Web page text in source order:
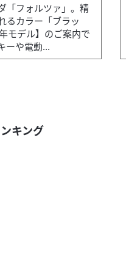
「フォルツァ」。精
るカラー「ブラッ
モデル】のご案内で
ーや電動...
キング